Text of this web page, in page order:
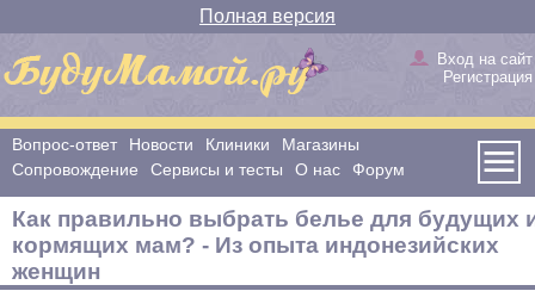
Полная версия
Вход на сайт
Регистрация
Вопрос-ответ Новости Клиники
Магазины
Сопровождение
Сервисы и тесты О нас Форум
Как правильно выбрать белье для будущих
кормящих мам? - Из опыта индонезийских
женщин